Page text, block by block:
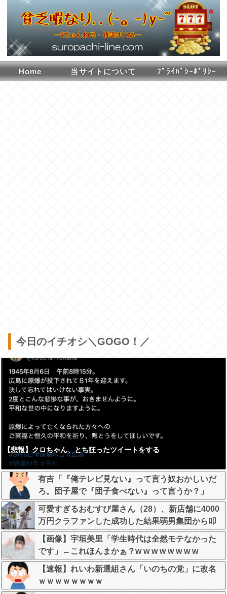
Home 当サイトについて ﾌﾟﾗｲﾊﾞｼｰﾎﾟﾘｼｰ
今日のイチオシ＼GOGO！／
【悲報】クロちゃん、とち狂ったツイートをする
有吉「『俺テレビ見ない』って言う奴おかしいだ
ろ。団子屋で『団子食べない』って言うか？」
可愛すぎるおむすび屋さん（28）、新店舗に4000
万円クラファンした成功した結果弱男集団から叩
かれてしまうｗｗｗｗ
【画像】宇垣美里「学生時代は全然モテなかった
です」←これほんまかぁ？w w w w w w w w
【速報】れいわ新選組さん「いのちの党」に改名
ｗｗｗｗｗｗｗｗ